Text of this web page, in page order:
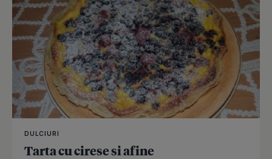
DULCIURI
Tarta cu cirese si afine